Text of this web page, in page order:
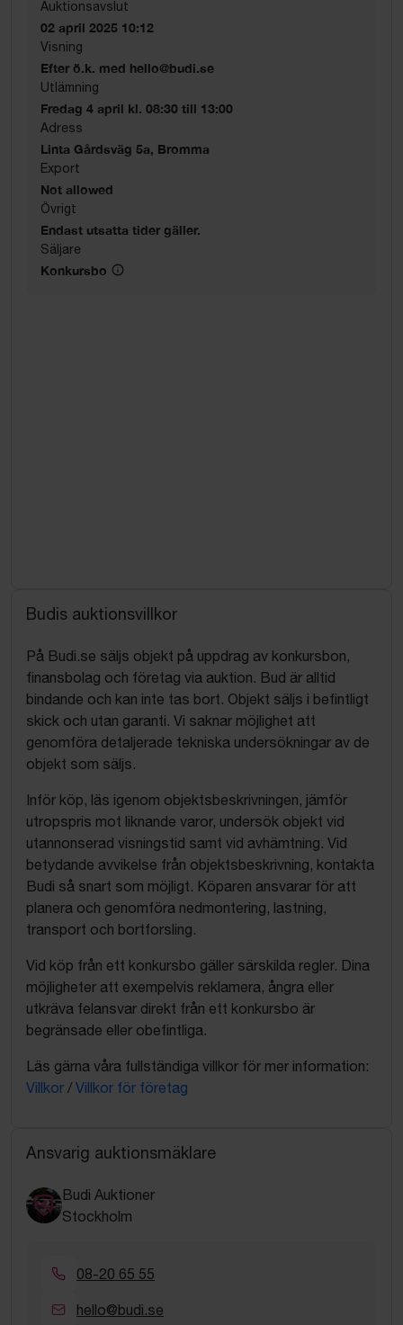
Auktionsavslut
02 april 2025 10:12
Visning
Efter ö.k. med hello@budi.se
Utlämning
Fredag 4 april kl. 08:30 till 13:00
Adress
Linta Gårdsväg 5a, Bromma
Export
Not allowed
Övrigt
Endast utsatta tider gäller.
Säljare
Konkursbo
Budis auktionsvillkor
På Budi.se säljs objekt på uppdrag av konkursbon,
finansbolag och företag via auktion. Bud är alltid
bindande och kan inte tas bort. Objekt säljs i befintligt
skick och utan garanti. Vi saknar möjlighet att
genomföra detaljerade tekniska undersökningar av de
objekt som säljs.
Inför köp, läs igenom objektsbeskrivningen, jämför
utropspris mot liknande varor, undersök objekt vid
utannonserad visningstid samt vid avhämtning. Vid
betydande avvikelse från objektsbeskrivning, kontakta
Budi så snart som möjligt. Köparen ansvarar för att
planera och genomföra nedmontering, lastning,
transport och bortforsling.
Vid köp från ett konkursbo gäller särskilda regler. Dina
möjligheter att exempelvis reklamera, ångra eller
utkräva felansvar direkt från ett konkursbo är
begränsade eller obefintliga.
Läs gärna våra fullständiga villkor för mer information:
Villkor / Villkor för företag
Ansvarig auktionsmäklare
Budi Auktioner
Stockholm
08-20 65 55
hello@budi.se